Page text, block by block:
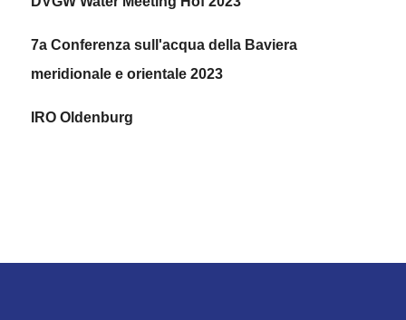
7a Conferenza sull'acqua della Baviera
meridionale e orientale 2023
IRO Oldenburg